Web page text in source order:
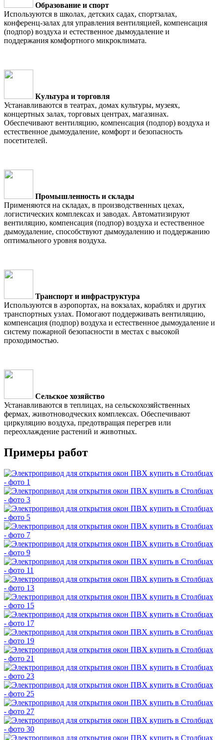
Образование и спорт
Используются в школах, детских садах, спортзалах,
конференц-залах для управления вентиляцией, компенсация
(подпор) воздуха и естественное дымоудаление и
поддержания комфортного микроклимата.
Культура и торговля
Устанавливаются в театрах, домах культуры, музеях,
концертных залах, торговых центрах, магазинах.
Обеспечивают вентиляцию, компенсация (подпор) воздуха и
естественное дымоудаление, комфорт и безопасность
посетителей.
Промышленность и склады
Применяются на складах, в производственных цехах,
логистических комплексах и заводах. Автоматизируют
вентиляцию, компенсация (подпор) воздуха и естественное
дымоудаление, способствуют дымоудалению и поддержанию
оптимального уровня воздуха.
Транспорт и инфраструктура
Используются в аэропортах, на вокзалах, кораблях и других
транспортных узлах. Помогают поддерживать вентиляцию,
компенсация (подпор) воздуха и естественное дымоудаление и
систему пожарной безопасности в местах с высокой
проходимостью.
Сельское хозяйство
Устанавливаются в теплицах, на сельскохозяйственных
фермах, животноводческих комплексах. Обеспечивают
циркуляцию воздуха, предотвращая перегрев или
переохлаждение растений и животных.
Примеры работ